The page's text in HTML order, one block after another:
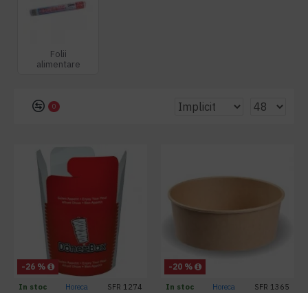
Folii
alimentare
0
-26 %
In stoc Horeca SFR 1274
-20 %
In stoc Horeca SFR 1365